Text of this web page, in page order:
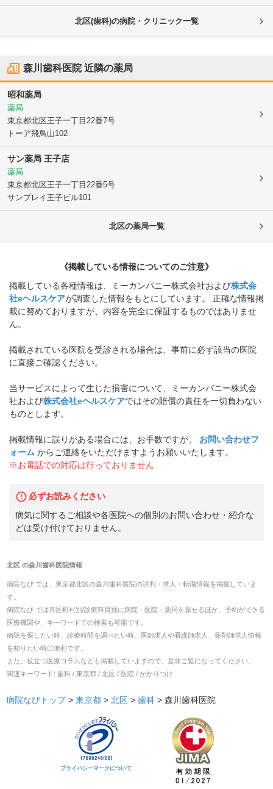
北区(歯科)の病院・クリニック一覧
森川歯科医院近隣の薬局
昭和薬局
薬局
東京都北区王子一丁目22番7号
トーア飛鳥山102
サン薬局 王子店
薬局
東京都北区王子一丁目22番5号
サンプレイ王子ビル101
北区の薬局一覧
《掲載している情報についてのご注意》
掲載している各種情報は、ミーカンパニー株式会社および株式会
社eヘルスケアが調査した情報をもとにしています。 正確な情報掲
載に努めておりますが、内容を完全に保証するものではありませ
ん。
掲載されている医院を受診される場合は、事前に必ず該当の医院
に直接ご確認ください。
当サービスによって生じた損害について、ミーカンパニー株式会
社および株式会社eヘルスケアではその賠償の責任を一切負わない
ものとします。
掲載情報に誤りがある場合には、お手数ですが、
お問い合わせフ
ォーム からご連絡をいただけますようお願いいたします。
※お電話での対応は行っておりません
必ずお読みください
病気に関するご相談や各医院への個別のお問い合わせ・紹介な
どは受け付けておりません。
北区の森川歯科医院情報
病院なび では、 東京都北区の森川歯科医院の評判・求人・転職情報を掲載していま
す。
病院なび では市区町村別/診療科目別に病院・医院・薬局を探せるほか、予約ができる
医療機関や、キーワードでの検索も可能です。
病院を探したい時、診療時間を調べたい時、医師求人や看護師求人、薬剤師求人情報
を知りたい時に便利です。
また、役立つ医療コラムなども掲載していますので、是非ご覧になってください。
関連キーワード: 歯科 / 東京都 / 北区 / 医院 / かかりつけ
病院なびトップ > 東京都 > 北区 > 歯科 > 森川歯科医院
プライバシーマークについて